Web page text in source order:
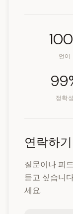
언어
정확성
연락하기
질문이나 피
듣고 싶습니
세요.